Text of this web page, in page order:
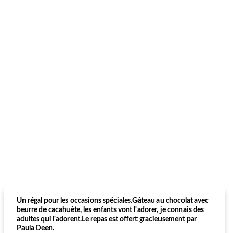
Un régal pour les occasions spéciales.Gâteau au chocolat avec
beurre de cacahuète, les enfants vont l'adorer, je connais des
adultes qui l'adorent.Le repas est offert gracieusement par
Paula Deen.